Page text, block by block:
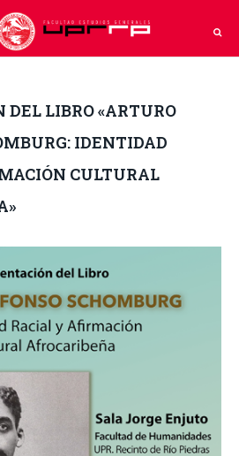
DEL LIBRO «ARTURO
IDENTIDAD
CULTURAL